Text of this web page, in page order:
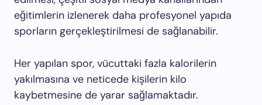
eğitimlerin izlenerek daha profesyonel yapıda
sporların gerçekleştirilmesi de sağlanabilir.
Her yapılan spor, vücuttaki fazla kalorilerin
yakılmasına ve neticede kişilerin kilo
kaybetmesine de yarar sağlamaktadır.